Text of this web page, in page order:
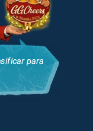
para